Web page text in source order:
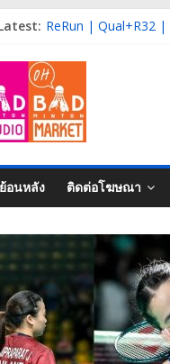
ReRun | Qual+R32
Live | QF | DAY-4 |
ReRun | R16 |
ReRun | R32 |
อนหลัง ติดต่อโฆษณา